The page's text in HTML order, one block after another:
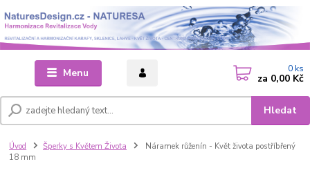
Menu
Hledat
0 ks
za 0,00 Kč
Úvod Šperky s Květem Života
Náramek růženín - Květ života postříbřený
18 mm